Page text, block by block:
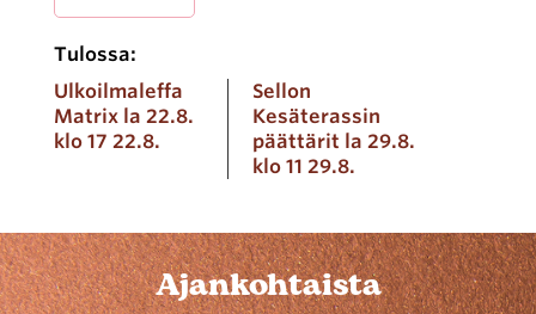
Tulossa:
Ulkoilmaleffa
Matrix la 22.8.
klo 17 22.8.
Sellon
Kesäterassin
päättärit la 29.8.
klo 11 29.8.
Ajankohtaista